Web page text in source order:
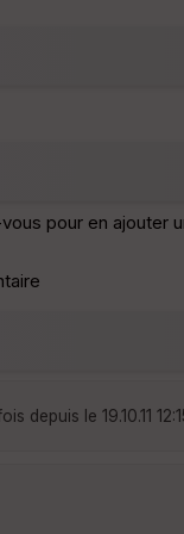
pour en ajouter
depuis le 19.10.11